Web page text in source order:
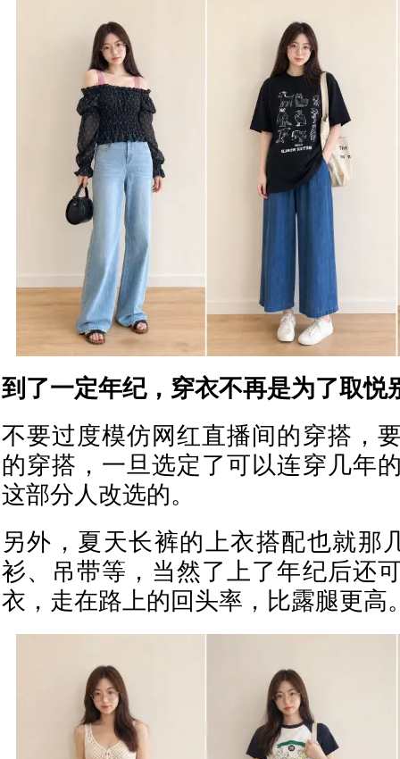
到了一定年纪，穿衣不再是为了取悦
不要过度模仿网红直播间的穿搭，
的穿搭，一旦选定了可以连穿几年
这部分人改选的。
另外，夏天长裤的上衣搭配也就那
衫、吊带等，当然了上了年纪后还
衣，走在路上的回头率，比露腿更高